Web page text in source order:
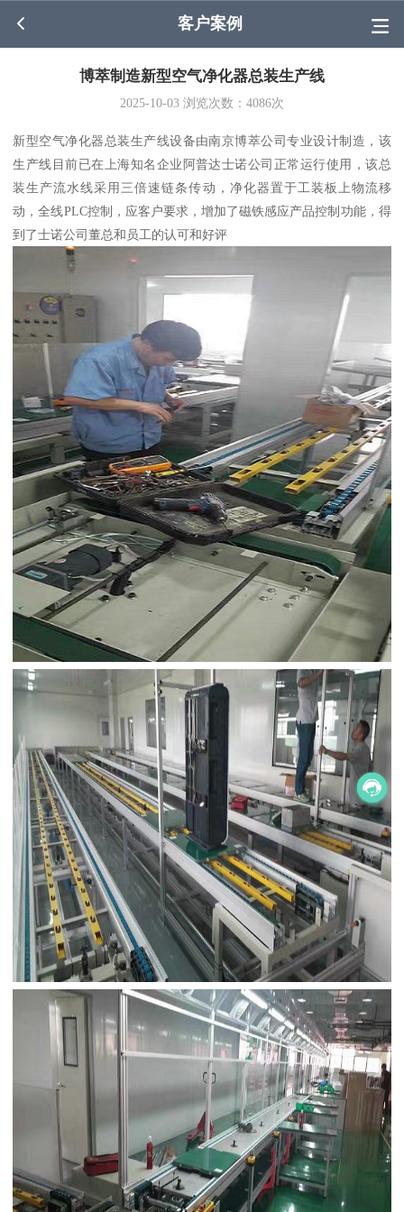
客户案例
博萃制造新型空气净化器总装生产线
2025-10-03 浏览次数： 4086次
新型空气净化器总装生产线设备由南京博萃公司专业设计制造，该
生产线目前已在上海知名企业阿普达士诺公司正常运行使用，该总
装生产流水线采用三倍速链条传动，净化器置于工装板上物流移
动，全线PLC控制，应客户要求，增加了磁铁感应产品控制功能，得
到了士诺公司董总和员工的认可和好评